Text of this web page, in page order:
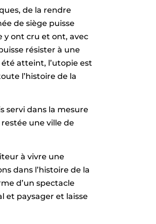
de la rendre
de siège puisse
y ont cru et ont, avec
résister à une
atteint, l’utopie est
l’histoire de la
servi dans la mesure
une ville de
à vivre une
dans l’histoire de la
d’un spectacle
et paysager et laisse